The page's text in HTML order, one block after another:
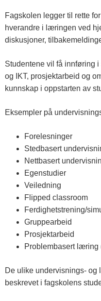
Fagskolen legger til rette
hverandre i læringen ved
diskusjoner,
Studentene vil få innføring
og IKT, prosjektarbeid og
kunnskap i oppstarten av
Eksempler på
Forelesninger
Stedbasert
Nettbasert
Egenstudier
Veiledning
Flipped classroom
Ferdighetstrening/
Gruppearbeid
Prosjektarbeid
Problembasert læring
De ulike undervisnings-
beskrevet i fagskolens